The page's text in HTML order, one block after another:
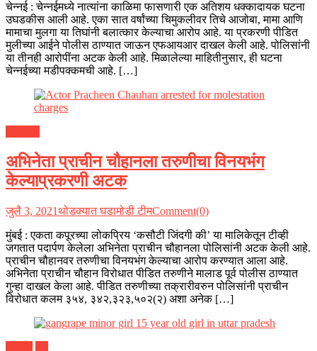
चेन्नई : चेन्नईमध्ये नात्यांना काळिमा फासणारी एक अतिशय धक्कादायक घटना
उघडकीस आली आहे. एका सात वर्षांच्या चिमुकलीवर तिचे आजोबा, मामा आणि
मामाचा मुलगा या तिघांनी बलात्कार केल्याचा आरोप आहे. या प्रकरणी पीडित
मुलीच्या आईने पोलीस ठाण्यात जाऊन एफआयआर दाखल केली आहे. पोलिसांनी
या तीनही आरोपींना अटक केली आहे. मिळालेल्या माहितीनुसार, ही घटना
चेन्नईच्या मडीपक्कमची आहे. […]
अभिनेता प्राचीन चौहानला तरुणीचा विनयभंग
केल्याप्रकरणी अटक
जुलै 3, 2021थोडक्यात घडामोडी टीमComment(0)
मुंबई : एकता कपूरच्या लोकप्रिय ‘कसौटी जिंदगी की’ या मालिकेतून टीव्ही
जगतात पदार्पण केलेला अभिनेता प्राचीन चौहानला पोलिसांनी अटक केली आहे.
प्राचीन चौहानवर तरुणीचा विनयभंग केल्याचा आरोप करण्यात आला आहे.
अभिनेता प्राचीन चौहान विरोधात पीडित तरुणीने मालाड पूर्व पोलीस ठाण्यात
गुन्हा दाखल केला आहे. पीडित तरुणीच्या तक्रारीवरुन पोलिसांनी प्राचीन
विरोधात कलम ३५४, ३४२,३२३,५०२(२) अशा अनेक […]